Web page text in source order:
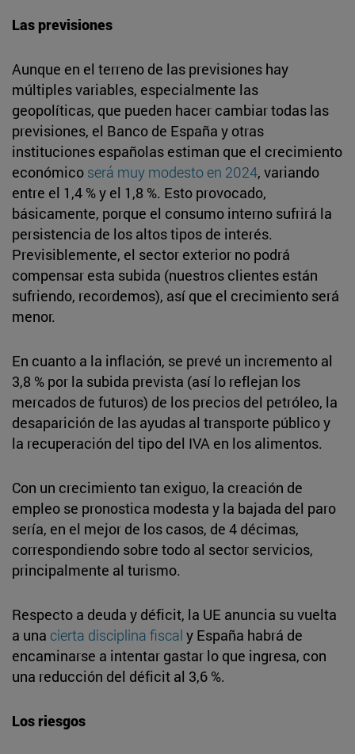
Las previsiones
Aunque en el terreno de las previsiones hay
múltiples variables, especialmente las
geopolíticas, que pueden hacer cambiar todas las
previsiones, el Banco de España y otras
instituciones españolas estiman que el crecimiento
económico será muy modesto en 2024, variando
entre el 1,4 % y el 1,8 %. Esto provocado,
básicamente, porque el consumo interno sufrirá la
persistencia de los altos tipos de interés.
Previsiblemente, el sector exterior no podrá
compensar esta subida (nuestros clientes están
sufriendo, recordemos), así que el crecimiento será
menor.
En cuanto a la inflación, se prevé un incremento al
3,8 % por la subida prevista (así lo reflejan los
mercados de futuros) de los precios del petróleo, la
desaparición de las ayudas al transporte público y
la recuperación del tipo del IVA en los alimentos.
Con un crecimiento tan exiguo, la creación de
empleo se pronostica modesta y la bajada del paro
sería, en el mejor de los casos, de 4 décimas,
correspondiendo sobre todo al sector servicios,
principalmente al turismo.
Respecto a deuda y déficit, la UE anuncia su vuelta
a una cierta disciplina fiscal y España habrá de
encaminarse a intentar gastar lo que ingresa, con
una reducción del déficit al 3,6 %.
Los riesgos